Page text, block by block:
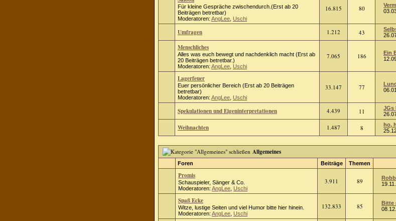
Für kleine Gespräche zwischendurch.(Erst ab 20
Beiträgen betretbar)
Moderatoren: AngLee Uschi
16.815 80
Umfragen 1.212 43
Menschliches
Alles was euch bewegt und nachdenklich macht (Erst ab
20 Beiträgen betretbar.)
Moderatoren: AngLee Uschi
7.065 186
Ein
Lagerfeuer
Euer persönlicher Bereich (Erst ab 20 Beiträgen
betretbar)
Moderatoren: AngLee Uschi
33.147 77
Spekulationen und Eigeninterpretationen 4.439 11
JGs
Weihnachten 1.487 8
ho,
Allgemeines
Foren Beiträge Themen
Promis
Schauspieler, Sänger & Co.
Moderatoren: AngLee Uschi
3.911 89
Spaß Ecke
Witze, lustige Seiten und viel Humor bitte hier hinein.
Moderatoren: AngLee Uschi
132.833 85
Bitte